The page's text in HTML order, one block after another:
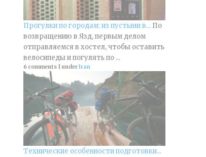
Прогулки по городам: из пустыни в... По
возвращению в Язд, первым делом
отправляемся в хостел, чтобы оставить
велосипеды и погулять по ...
6 comments |underIran
Технические особенности подготовки...